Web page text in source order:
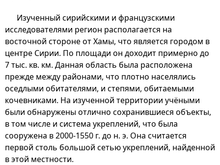
Изученный сирийскими и французскими
исследователями регион располагается на
восточной стороне от Хамы, что является городом в
центре Сирии. По площади он доходит примерно до
7 тыс. кв. км. Данная область была расположена
прежде между районами, что плотно населялись
оседлыми обитателями, и степями, обитаемыми
кочевниками. На изученной территории учёными
были обнаружены отлично сохранившиеся объекты,
в том числе и система укреплений, что была
сооружена в 2000-1550 г. до н. э. Она считается
первой столь большой сетью укреплений, найденной
в этой местности.